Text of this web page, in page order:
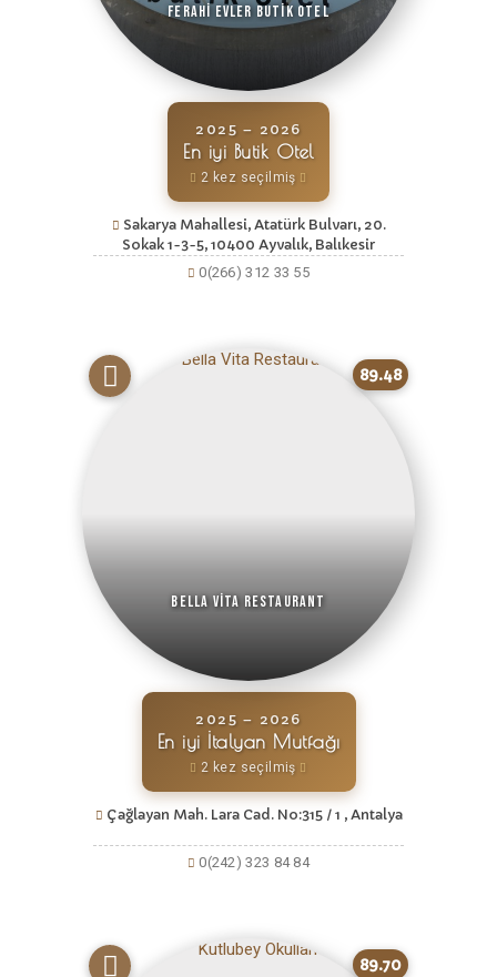
Ferahi Evler Butik Otel
2025 – 2026
En iyi Butik Otel
2 kez seçilmiş
Sakarya Mahallesi, Atatürk Bulvarı, 20.
Sokak 1-3-5, 10400 Ayvalık, Balıkesir
0(266) 312 33 55
89.48
Bella Vita Restaurant
2025 – 2026
En iyi İtalyan Mutfağı
2 kez seçilmiş
Çağlayan Mah. Lara Cad. No:315 / 1 , Antalya
0(242) 323 84 84
89.70